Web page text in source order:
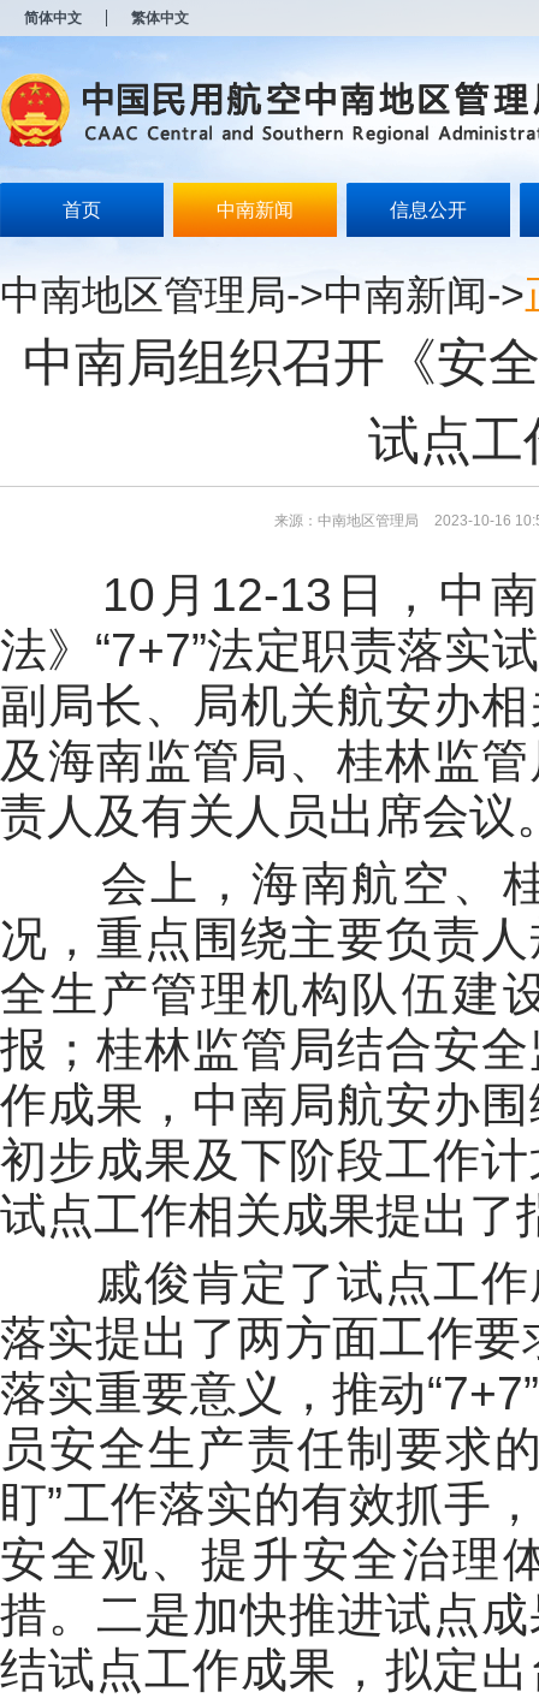
简体中文 繁体中文
首页 中南新闻 信息公开
中南地区管理局->中南新闻->
中南局组织召开《安
试点工
来源：中南地区管理局 2023-10-16
10 月 12-13 日，中
法》 “7+7”法定职责落实
副局长、局机关航安办
及海南监管局、桂林监
责人及有关人员出席会议
会上，海南航空、
况，重点围绕主要负责
全生产管理机构队伍建
报；桂林监管局结合安
作成果，中南局航安办
初步成果及下阶段工作
试点工作相关成果提出了
戚俊肯定了试点工
落实提出了两方面工作
落实重要意义，推动“7+7”
员安全生产责任制要求
盯”工作落实的有效抓手
安全观、提升安全治理
措。二是加快推进试点
结试点工作成果，拟定
开
无
障
说
Alt
模